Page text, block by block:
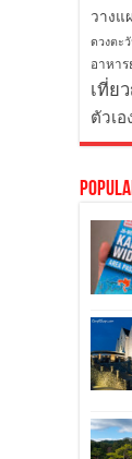
วางแ
ดวงตะ
อาหาร
เที่ย
ตัวเอ